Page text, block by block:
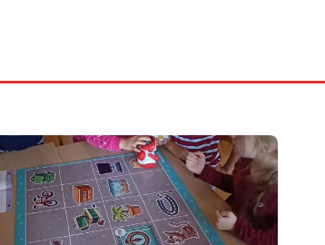
Zajęcia
w
ramach
programu
Laboratoria
Przyszłości